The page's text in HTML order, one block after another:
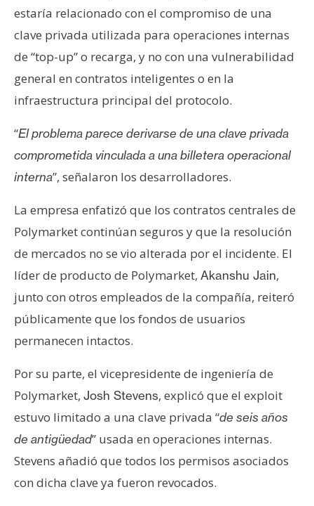
estaría relacionado con el compromiso de una
clave privada utilizada para operaciones internas
de “top-up” o recarga, y no con una vulnerabilidad
general en contratos inteligentes o en la
infraestructura principal del protocolo.
“El problema parece derivarse de una clave privada
comprometida vinculada a una billetera operacional
interna”, señalaron los desarrolladores.
La empresa enfatizó que los contratos centrales de
Polymarket continúan seguros y que la resolución
de mercados no se vio alterada por el incidente. El
líder de producto de Polymarket, Akanshu Jain,
junto con otros empleados de la compañía, reiteró
públicamente que los fondos de usuarios
permanecen intactos.
Por su parte, el vicepresidente de ingeniería de
Polymarket, Josh Stevens, explicó que el exploit
estuvo limitado a una clave privada “de seis años
de antigüedad” usada en operaciones internas.
Stevens añadió que todos los permisos asociados
con dicha clave ya fueron revocados.